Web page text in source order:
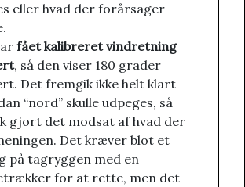
eller hvad der forårsager
fået kalibreret vindretning
, så den viser 180 grader
Det fremgik ikke helt klart
“nord” skulle udpeges, så
gjort det modsat af hvad der
Det kræver blot et
på tagryggen med en
for at rette, men det